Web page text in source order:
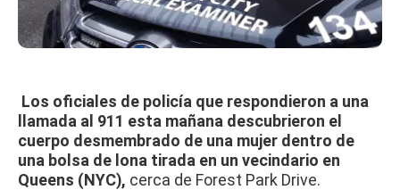
Los oficiales de policía que respondieron a una
llamada al 911 esta mañana descubrieron el
cuerpo desmembrado de una mujer dentro de
una bolsa de lona tirada en un vecindario en
Queens (NYC), cerca de Forest Park Drive.